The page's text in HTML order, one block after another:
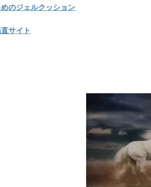
のジェルクッション
サイト